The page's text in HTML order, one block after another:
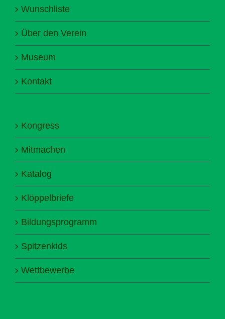
Wunschliste
Über den Verein
Museum
Kontakt
Kongress
Mitmachen
Katalog
Klöppelbriefe
Bildungsprogramm
Spitzenkids
Wettbewerbe